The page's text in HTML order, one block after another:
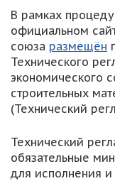
В рамках
официальном
союза размещён
Технического
экономического
строительных
(Технический
Технический
обязательные
для исполнения